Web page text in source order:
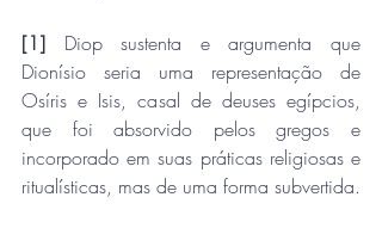
[1] Diop sustenta e argumenta que
Dionísio seria uma representação de
Osíris e Isis, casal de deuses egípcios,
que foi absorvido pelos gregos e
incorporado em suas práticas religiosas e
ritualísticas, mas de uma forma subvertida.